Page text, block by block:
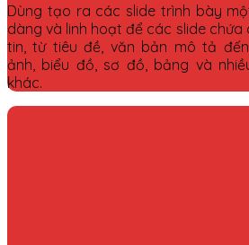
Dùng tạo ra các slide trình bày
dàng và linh hoạt để các slide chứa
tin, từ tiêu đề, văn bản mô tả
ảnh, biểu đồ, sơ đồ, bảng và
khác.